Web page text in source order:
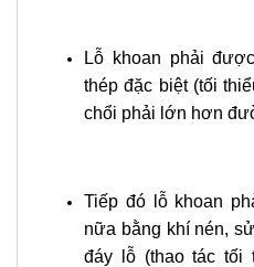
Lỗ khoan phải
thép đặc biệt (tối
chổi phải lớn hơn
Tiếp đó lỗ khoan
nữa bằng khí nén,
đáy lỗ (thao tác tối